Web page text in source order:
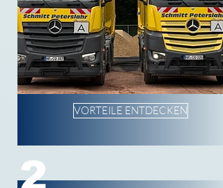
VORTEILE ENTDECKEN
2